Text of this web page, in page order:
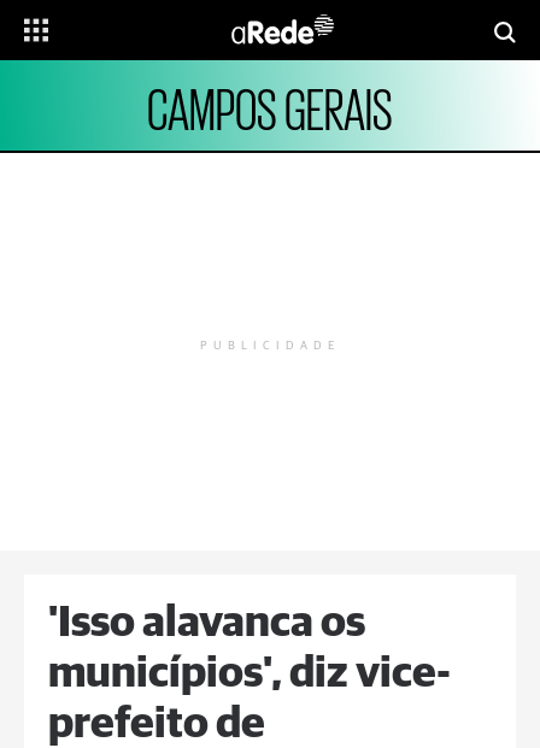
CAMPOS GERAIS
PUBLICIDADE
'Isso alavanca os
municípios', diz vice-
prefeito de